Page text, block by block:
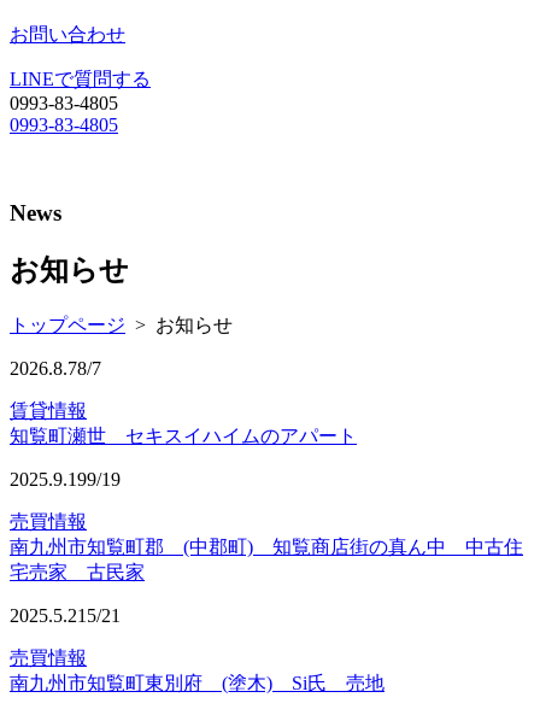
お問い合わせ
LINEで質問する
0993-83-4805
0993-83-4805
News
お知らせ
トップページ > お知らせ
2026.8.78/7
賃貸情報
知覧町瀬世 セキスイハイムのアパート
2025.9.199/19
売買情報
南九州市知覧町郡 (中郡町) 知覧商店街の真ん中 中古住
宅売家 古民家
2025.5.21 5/21
売買情報
南九州市知覧町東別府 (塗木) Si氏 売地